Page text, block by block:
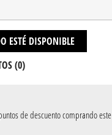
ESTÉ DISPONIBLE
(0)
de descuento comprando este